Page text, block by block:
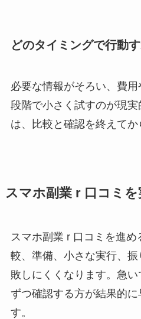
どのタイミングで行動
必要な情報がそろい、費
段階で小さく試すのが現
は、比較と確認を終えてか
スマホ副業 r 口コミ
スマホ副業 r 口コミを進
較、準備、小さな実行、
敗しにくくなります。急
ずつ確認する方が結果的
す。